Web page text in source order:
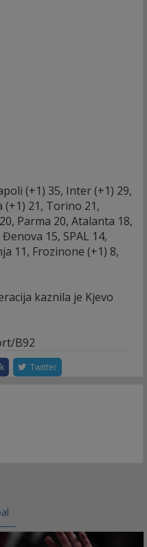
(+1) 35, Inter (+1) 29,
(+1) 21, Torino 21,
Parma 20, Atalanta 18,
15, SPAL 14,
11, Frozinone (+1) 8,
kaznila je Kjevo
B92
Twitter